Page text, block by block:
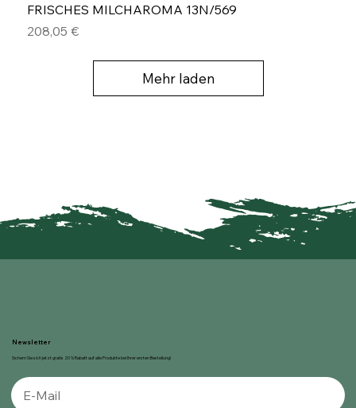
FRISCHES MILCHAROMA 13N/569
Preis
208,05 €
Mehr laden
Newsletter
Sichern Sie sich jetzt gratis 20 % Rabatt auf alle Produkte bei Ihrer ersten Bestellung!